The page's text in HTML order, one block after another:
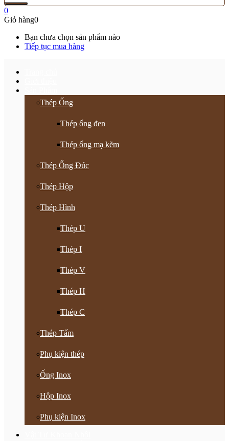
0
Giỏ hàng0
Bạn chưa chọn sản phẩm nào
Tiếp tục mua hàng
Thép Ống
Thép ống đen
Thép ống mạ kẽm
Thép Ống Đúc
Thép Hộp
Thép Hình
Thép U
Thép I
Thép V
Thép H
Thép C
Thép Tấm
Phụ kiện thép
Ống Inox
Hộp Inox
Phụ kiện Inox